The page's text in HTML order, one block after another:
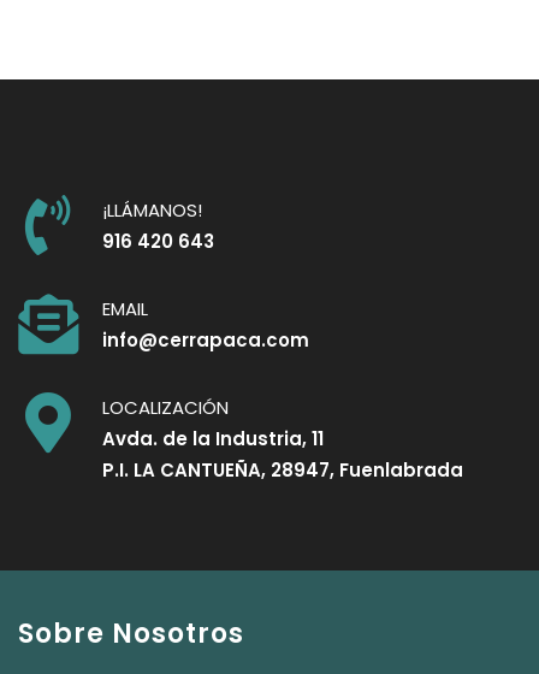
¡LLÁMANOS!
916 420 643
EMAIL
info@cerrapaca.com
LOCALIZACIÓN
Avda. de la Industria, 11
P.I. LA CANTUEÑA, 28947, Fuenlabrada
Sobre Nosotros